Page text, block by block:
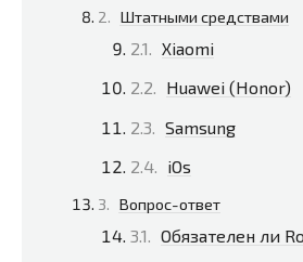
Штатными средствами
Xiaomi
Huawei (Honor)
Samsung
iOs
Вопрос-ответ
Обязателен ли